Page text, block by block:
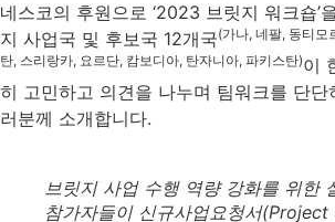
네스코의 후원으로 ‘2023 브릿지 워크숍’
지 사업국 및 후보국 12개국(가나, 네팔, 동티모
탄, 스리랑카, 요르단, 캄보디아, 탄자니아, 파키스탄)이
히 고민하고 의견을 나누며 팀워크를 단단
러분께 소개합니다.
브릿지 사업 수행 역량 강화를 위한
참가자들이 신규사업요청서